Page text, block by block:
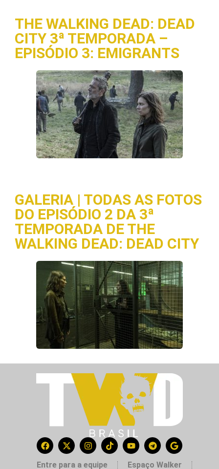
THE WALKING DEAD: DEAD
CITY 3ª TEMPORADA –
EPISÓDIO 3: EMIGRANTS
GALERIA | TODAS AS FOTOS
DO EPISÓDIO 2 DA 3ª
TEMPORADA DE THE
WALKING DEAD: DEAD CITY
Entre para a equipe Espaço Walker